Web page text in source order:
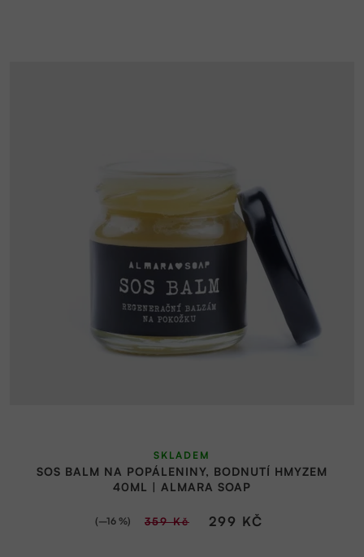
SOS BALM NA POPÁLENINY, BODNUTÍ HMYZEM
40ML | ALMARA SOAP
SKLADEM
299 KČ
359 Kč
(–16 %)